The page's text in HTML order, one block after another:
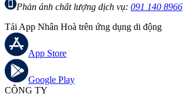
Phản ánh chất lượng dịch vụ: 091 140 8966
Tải App Nhân Hoà trên ứng dụng di động
App Store
Google Play
CÔNG TY